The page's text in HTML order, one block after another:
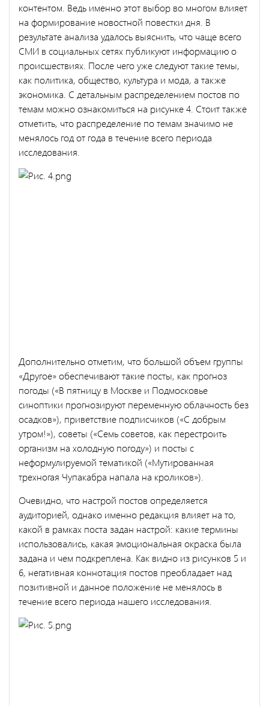
контентом. Ведь именно этот выбор во многом влияет
на формирование новостной повестки дня. В
результате анализа удалось выяснить, что чаще всего
СМИ в социальных сетях публикуют информацию о
происшествиях. После чего уже следуют такие темы,
как политика, общество, культура и мода, а также
экономика. С детальным распределением постов по
темам можно ознакомиться на рисунке 4. Стоит также
отметить, что распределение по темам значимо не
менялось год от года в течение всего периода
исследования.
Дополнительно отметим, что большой объем группы
«Другое» обеспечивают такие посты, как прогноз
погоды («В пятницу в Москве и Подмосковье
синоптики прогнозируют переменную облачность без
осадков»), приветствие подписчиков («С добрым
утром!»), советы («Семь советов, как перестроить
организм на холодную погоду») и посты с
неформулируемой тематикой («Мутированная
трехногая Чупакабра напала на кроликов»).
Очевидно, что настрой постов определяется
аудиторией, однако именно редакция влияет на то,
какой в рамках поста задан настрой: какие термины
использовались, какая эмоциональная окраска была
задана и чем подкреплена. Как видно из рисунков 5 и
6, негативная коннотация постов преобладает над
позитивной и данное положение не менялось в
течение всего периода нашего исследования.